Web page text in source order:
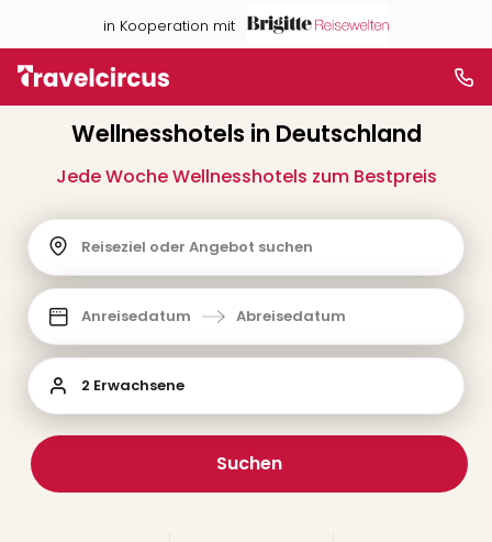
in Kooperation mit
Wellnesshotels in Deutschland
Jede Woche Wellnesshotels zum Bestpreis
Reiseziel oder Angebot suchen
Anreisedatum Abreisedatum
2 Erwachsene
Suchen